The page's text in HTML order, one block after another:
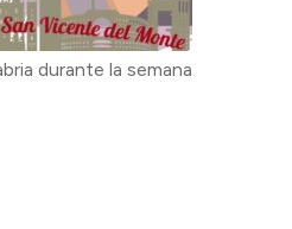
durante la semana